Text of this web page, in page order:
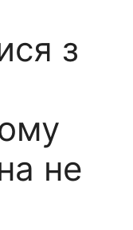
з
не